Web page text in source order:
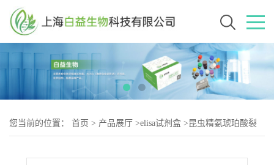
您当前的位置： 首页 > 产品展厅 >elisa试剂盒 > 昆虫精氨琥珀酸裂